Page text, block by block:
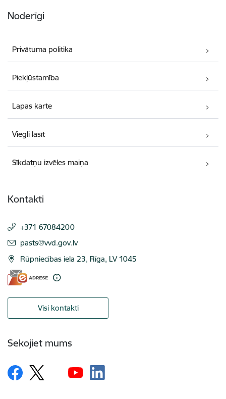
Noderīgi
Privātuma politika
Piekļūstamība
Lapas karte
Viegli lasīt
Sīkdatņu izvēles maiņa
Kontakti
+371 67084200
E-pasts:
pasts@vvd.gov.lv
Rūpniecības iela 23, Rīga, LV 1045
Visi kontakti
Sekojiet mums